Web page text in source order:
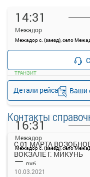
14:31
Межадор
Детали рейса
—
ТРАНЗИТ
16:31
Межадор
— руб.
Ваши
Контакты
С 01 МАРТА
ВОКЗАЛЕ Г. МИКУНЬ
10.03.2021